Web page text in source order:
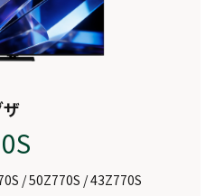
/ 50Z770S / 43Z770S